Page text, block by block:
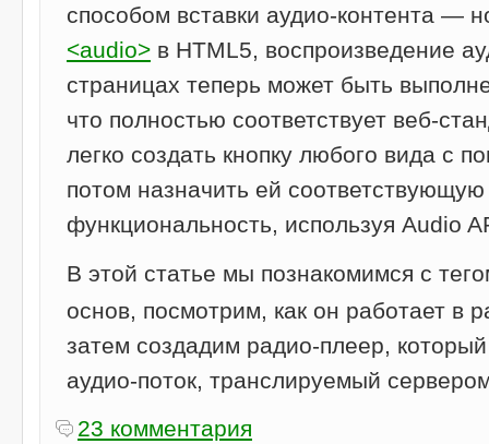
способом вставки аудио-контента —
<audio> в HTML5, воспроизведение
страницах теперь может быть
что полностью соответствует веб-
легко создать кнопку любого вида с
потом назначить ей соответствующую
функциональность, используя Audio
В этой статье мы познакомимся с
основ, посмотрим, как он работает в
затем создадим радио-плеер,
аудио-поток, транслируемый
23 комментария